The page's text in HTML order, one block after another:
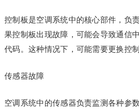
控制板是空调系统中的核心部件，负
果控制板出现故障，可能会导致通信
代码。这种情况下，可能需要更换控制
传感器故障
空调系统中的传感器负责监测各种参